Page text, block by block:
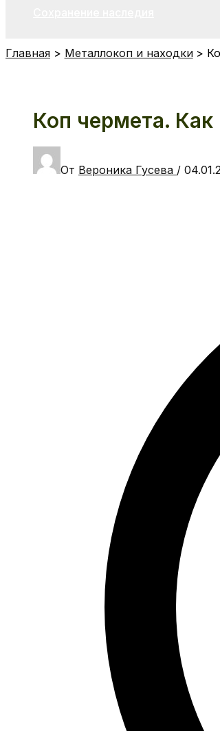
Главная Металлокоп и находки
Коп чермета. Как
От Вероника Гусева /